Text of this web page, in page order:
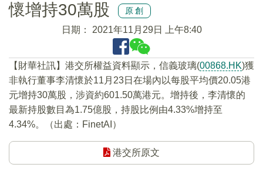
懷增持30萬股
原創
日期： 2021年11月29日 上午8:40
【財華社訊】港交所權益資料顯示，信義玻璃(00868.HK)獲
非執行董事李清懷於11月23日在場內以每股平均價20.05港
元增持30萬股，涉資約601.50萬港元。增持後，李清懷的
最新持股數目為1.75億股，持股比例由4.33%增持至
4.34%。（出處：FinetAI）
港交所原文